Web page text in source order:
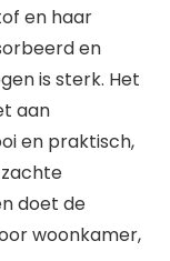
en haar
en
is sterk. Het
aan
en praktisch,
doet de
woonkamer,